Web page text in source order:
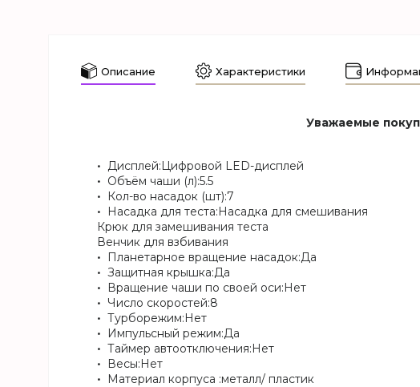
Описание Характеристики
Уважаемые
Дисплей:Цифровой LED-дисплей
Объём чаши (л):5.5
Кол-во насадок (шт):7
Насадка для теста:Насадка для смешивания
Крюк для замешивания теста
Венчик для взбивания
Планетарное вращение насадок:Да
Защитная крышка:Да
Вращение чаши по своей оси:Нет
Число скоростей:8
Турборежим:Нет
Импульсный режим:Да
Таймер автоотключения:Нет
Весы:Нет
Материал корпуса :металл/ пластик